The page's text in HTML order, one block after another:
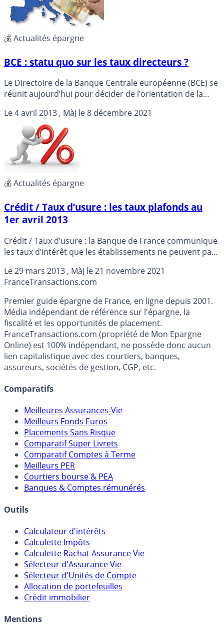
💰 Actualités épargne
BCE : statu quo sur les taux directeurs ?
Le Directoire de la Banque Centrale européenne (BCE) se
réunit aujourd’hui pour décider de l’orientation de la
devrait vraisemblablement laisser son taux directeur
inchangé...
Le4 avril 2013, MàJ le8 décembre 2021
💰 Actualités épargne
Crédit / Taux d’usure : les taux plafonds au
1er avril 2013
Crédit / Taux d’usure : la Banque de France communique
les taux d’intérêt que les établissements ne peuvent pas
Le29 mars 2013 , MàJ le21 novembre 2021
FranceTransactions.com
Premier guide épargne de France, en ligne depuis 2001.
Média indépendant de référence sur l'épargne, la
fiscalité et les opportunités de placement.
FranceTransactions.com (propriété de Mon Epargne
Online) est 100% indépendant, ne possède donc aucun
lien capitalistique avec des courtiers, banques,
assureurs, sociétés de gestion, CGP, etc.
Comparatifs
Meilleures Assurances-Vie
Meilleurs Fonds Euros
Placements Sans Risque
Comparatif Super Livrets
Comparatif Comptes à Terme
Meilleurs PER
Courtiers bourse & PEA
Banques & Comptes rémunérés
Outils
Calculateur d'intérêts
Calculette Impôts
Calculette Rachat Assurance Vie
Sélecteur d'Assurance Vie
Sélecteur d'Unités de Compte
Allocation de portefeuilles
Crédit immobilier
Mentions